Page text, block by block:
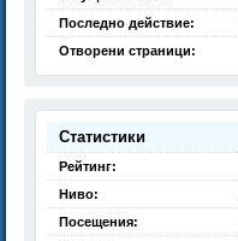
Последно действие:
Отворени страници:
Статистики
Рейтинг:
Ниво:
Посещения: